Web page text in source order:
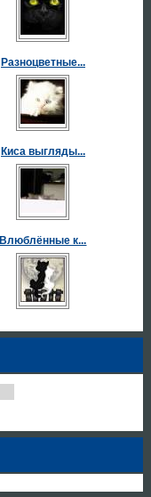
Разноцветные...
Киса выгляды...
Влюблённые к...